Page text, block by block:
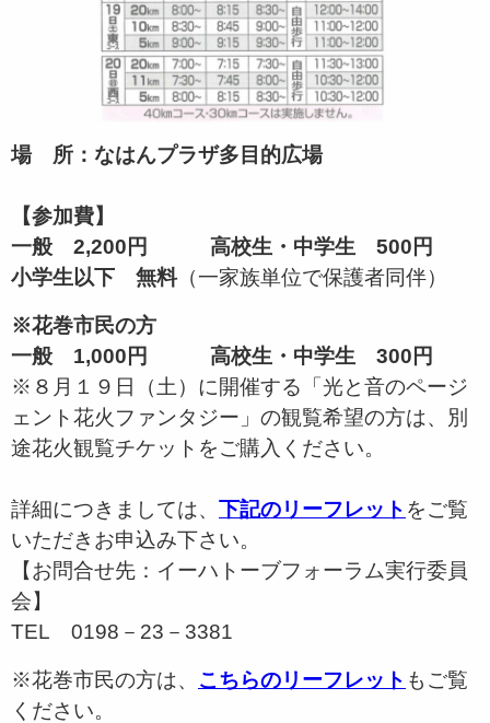
場 所：なはんプラザ多目的広場
【参加費】
一般 2,200円 高校生・中学生 500円
小学生以下 無料 （一家族単位で保護者同伴）
※花巻市民の方
一般 1,000円 高校生・中学生 300円
※８月１９日（土）に開催する「光と音のページ
ェント花火ファンタジー」の観覧希望の方は、別
途花火観覧チケットをご購入ください。
詳細につきましては、 下記のリーフレット をご覧
いただきお申込み下さい。
【お問合せ先：イーハトーブフォーラム実行委員
会】
TEL 0198－23－3381
※花巻市民の方は、 こちらのリーフレット もご覧
ください。